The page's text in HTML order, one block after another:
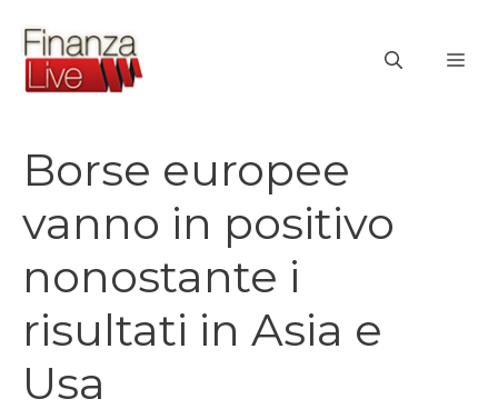
contenuto
Borse europee
vanno in positivo
nonostante i
risultati in Asia e
Usa